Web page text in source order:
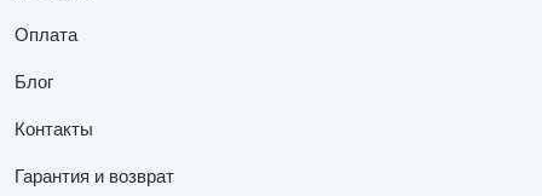
Оплата
Блог
Контакты
Гарантия и возврат